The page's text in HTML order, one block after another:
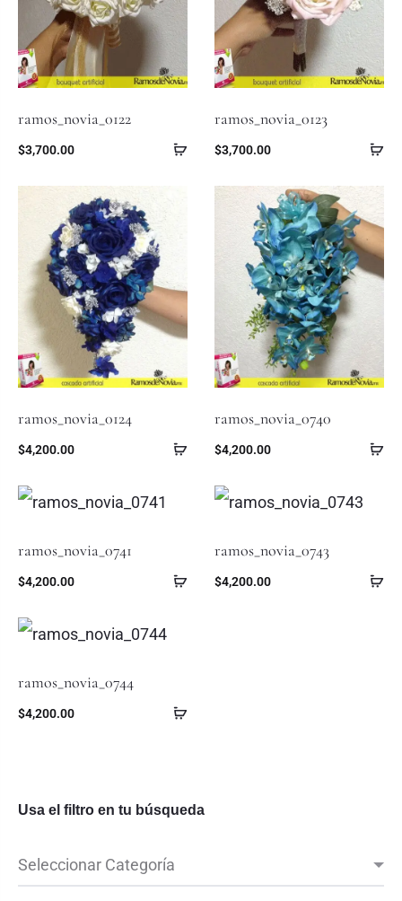
ramos_novia_0122
$3,700.00
ramos_novia_0123
$3,700.00
ramos_novia_0124
$4,200.00
ramos_novia_0740
$4,200.00
ramos_novia_0741
$4,200.00
ramos_novia_0743
$4,200.00
ramos_novia_0744
$4,200.00
Usa el filtro en tu búsqueda